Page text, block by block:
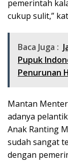
pemerintah
cukup sulit,”
Baca Juga :
Pupuk
Penurunan
Mantan
adanya
Anak Ranting
sudah sangat
dengan